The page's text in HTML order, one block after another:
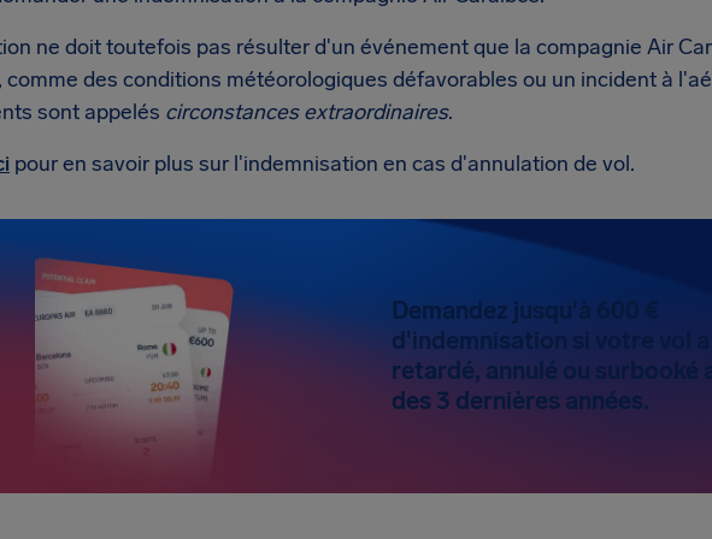
ne doit toutefois pas résulter d'un événement que la compagnie Air
comme des conditions météorologiques défavorables ou un incident à
sont appelés circonstances extraordinaires.
pour en savoir plus sur l'indemnisation en cas d'annulation de vol.
Demandez jusqu'à 600 €
d'indemnisation si votre vol a
retardé, annulé ou surbooké
des 3 dernières années.